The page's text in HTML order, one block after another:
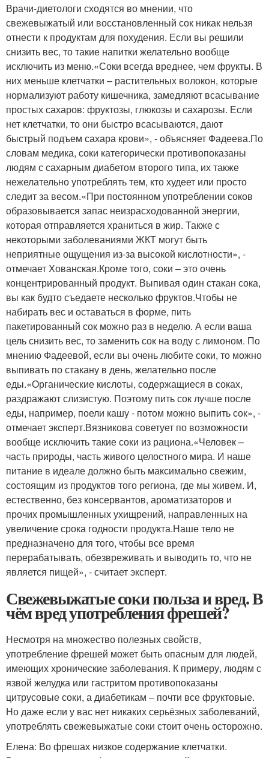
Врачи-диетологи сходятся во мнении, что
свежевыжатый или восстановленный сок никак нельзя
отнести к продуктам для похудения. Если вы решили
снизить вес, то такие напитки желательно вообще
исключить из меню.«Соки всегда вреднее, чем фрукты. В
них меньше клетчатки – растительных волокон, которые
нормализуют работу кишечника, замедляют всасывание
простых сахаров: фруктозы, глюкозы и сахарозы. Если
нет клетчатки, то они быстро всасываются, дают
быстрый подъем сахара крови», - объясняет Фадеева.По
словам медика, соки категорически противопоказаны
людям с сахарным диабетом второго типа, их также
нежелательно употреблять тем, кто худеет или просто
следит за весом.«При постоянном употреблении соков
образовывается запас неизрасходованной энергии,
которая отправляется храниться в жир. Также с
некоторыми заболеваниями ЖКТ могут быть
неприятные ощущения из-за высокой кислотности», -
отмечает Хованская.Кроме того, соки – это очень
концентрированный продукт. Выпивая один стакан сока,
вы как будто съедаете несколько фруктов.Чтобы не
набирать вес и оставаться в форме, пить
пакетированный сок можно раз в неделю. А если ваша
цель снизить вес, то заменить сок на воду с лимоном. По
мнению Фадеевой, если вы очень любите соки, то можно
выпивать по стакану в день, желательно после
еды.«Органические кислоты, содержащиеся в соках,
раздражают слизистую. Поэтому пить сок лучше после
еды, например, поели кашу - потом можно выпить сок», -
отмечает эксперт.Вязникова советует по возможности
вообще исключить такие соки из рациона.«Человек –
часть природы, часть живого целостного мира. И наше
питание в идеале должно быть максимально свежим,
состоящим из продуктов того региона, где мы живем. И,
естественно, без консервантов, ароматизаторов и
прочих промышленных ухищрений, направленных на
увеличение срока годности продукта.Наше тело не
предназначено для того, чтобы все время
перерабатывать, обезвреживать и выводить то, что не
является пищей», - считает эксперт.
Свежевыжатые соки польза и вред. В
чём вред употребления фрешей?
Несмотря на множество полезных свойств,
употребление фрешей может быть опасным для людей,
имеющих хронические заболевания. К примеру, людям с
язвой желудка или гастритом противопоказаны
цитрусовые соки, а диабетикам – почти все фруктовые.
Но даже если у вас нет никаких серьёзных заболеваний,
употреблять свежевыжатые соки стоит очень осторожно.
Елена: Во фрешах низкое содержание клетчатки.